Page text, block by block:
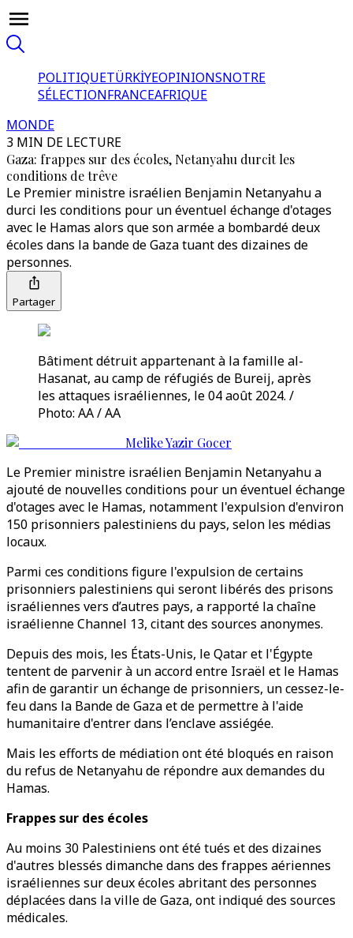
POLITIQUETÜRKİYEOPINIONSNOTRE
SÉLECTIONFRANCEAFRIQUE
MONDE
3 MIN DE LECTURE
Gaza: frappes sur des écoles, Netanyahu durcit les
conditions de trêve
Le Premier ministre israélien Benjamin Netanyahu a
durci les conditions pour un éventuel échange d'otages
avec le Hamas alors que son armée a bombardé deux
écoles dans la bande de Gaza tuant des dizaines de
personnes.
Partager
Bâtiment détruit appartenant à la famille al-
Hasanat, au camp de réfugiés de Bureij, après
les attaques israéliennes, le 04 août 2024. /
Photo: AA / AA
Melike Yazir Gocer
Le Premier ministre israélien Benjamin Netanyahu a
ajouté de nouvelles conditions pour un éventuel échange
d'otages avec le Hamas, notamment l'expulsion d'environ
150 prisonniers palestiniens du pays, selon les médias
locaux.
Parmi ces conditions figure l'expulsion de certains
prisonniers palestiniens qui seront libérés des prisons
israéliennes vers d’autres pays, a rapporté la chaîne
israélienne Channel 13, citant des sources anonymes.
Depuis des mois, les États-Unis, le Qatar et l'Égypte
tentent de parvenir à un accord entre Israël et le Hamas
afin de garantir un échange de prisonniers, un cessez-le-
feu dans la Bande de Gaza et de permettre à l'aide
humanitaire d'entrer dans l’enclave assiégée.
Mais les efforts de médiation ont été bloqués en raison
du refus de Netanyahu de répondre aux demandes du
Hamas.
Frappes sur des écoles
Au moins 30 Palestiniens ont été tués et des dizaines
d'autres blessés dimanche dans des frappes aériennes
israéliennes sur deux écoles abritant des personnes
déplacées dans la ville de Gaza, ont indiqué des sources
médicales.